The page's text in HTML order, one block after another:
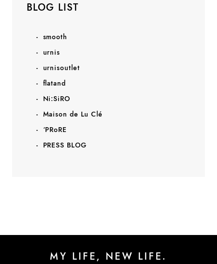
BLOG LIST
smooth
urnis
urnisoutlet
flatand
Ni:SiRO
Maison de Lu Clé
‘PRoRE
PRESS BLOG
MY LIFE, NEW LIFE.